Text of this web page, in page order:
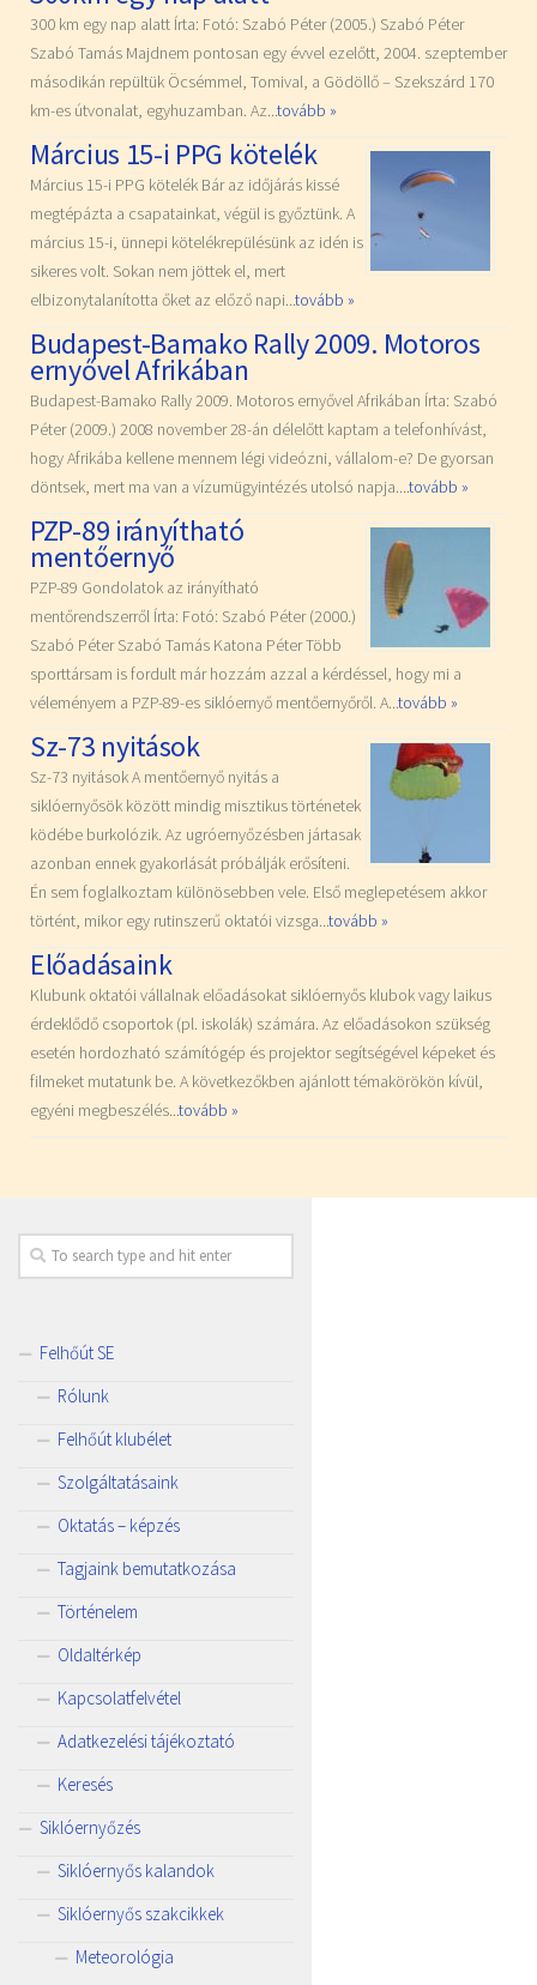
300 km egy nap alatt Írta: Fotó: Szabó Péter (2005.) Szabó Péter
Szabó Tamás Majdnem pontosan egy évvel ezelőtt, 2004. szeptember
másodikán repültük Öcsémmel, Tomival, a Gödöllő – Szekszárd 170
km-es útvonalat, egyhuzamban. Az...tovább »
Március 15-i PPG kötelék
Március 15-i PPG kötelék Bár az időjárás kissé
megtépázta a csapatainkat, végül is győztünk. A
március 15-i, ünnepi kötelékrepülésünk az idén is
sikeres volt. Sokan nem jöttek el, mert
elbizonytalanította őket az előző napi...tovább »
Budapest-Bamako Rally 2009. Motoros
ernyővel Afrikában
Budapest-Bamako Rally 2009. Motoros ernyővel Afrikában Írta: Szabó
Péter (2009.) 2008 november 28-án délelőtt kaptam a telefonhívást,
hogy Afrikába kellene mennem légi videózni, vállalom-e? De gyorsan
döntsek, mert ma van a vízumügyintézés utolsó napja....tovább »
PZP-89 irányítható
mentőernyő
PZP-89 Gondolatok az irányítható
mentőrendszerről Írta: Fotó: Szabó Péter (2000.)
Szabó Péter Szabó Tamás Katona Péter Több
sporttársam is fordult már hozzám azzal a kérdéssel, hogy mi a
véleményem a PZP-89-es siklóernyő mentőernyőről. A...tovább »
Sz-73 nyitások
Sz-73 nyitások A mentőernyő nyitás a
siklóernyősök között mindig misztikus történetek
ködébe burkolózik. Az ugróernyőzésben jártasak
azonban ennek gyakorlását próbálják erősíteni.
Én sem foglalkoztam különösebben vele. Első meglepetésem akkor
történt, mikor egy rutinszerű oktatói vizsga...tovább »
Előadásaink
Klubunk oktatói vállalnak előadásokat siklóernyős klubok vagy laikus
érdeklődő csoportok (pl. iskolák) számára. Az előadásokon szükség
esetén hordozható számítógép és projektor segítségével képeket és
filmeket mutatunk be. A következőkben ajánlott témakörökön kívül,
egyéni megbeszélés...tovább »
Felhőút SE
Rólunk
Felhőút klubélet
Szolgáltatásaink
Oktatás – képzés
Tagjaink bemutatkozása
Történelem
Oldaltérkép
Kapcsolatfelvétel
Adatkezelési tájékoztató
Keresés
Siklóernyőzés
Siklóernyős kalandok
Siklóernyős szakcikkek
Meteorológia